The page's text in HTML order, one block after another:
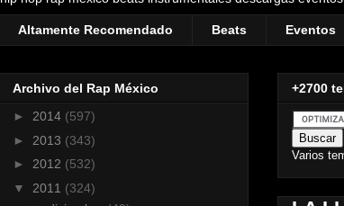
Altamente Recomendado Beats Eventos
+2700
Varios
Archivo del Rap México
► 2014 (597)
► 2013 (343)
► 2012 (532)
▼ 2011 (324)